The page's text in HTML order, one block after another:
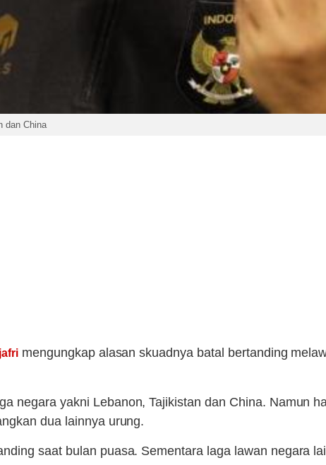
dan China
mengungkap alasan skuadnya batal bertanding
negara yakni Lebanon, Tajikistan dan China. Namun
dua lainnya urung.
saat bulan puasa. Sementara laga lawan negara